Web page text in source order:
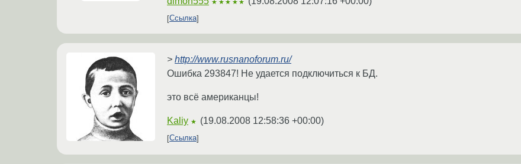
★★★★★
Ссылка
> http://www.rusnanoforum.ru/
Ошибка 293847! Не удается подключиться к БД.
это всё американцы!
Kaliy ★ (19.08.2008 12:58:36 +00:00)
Ссылка